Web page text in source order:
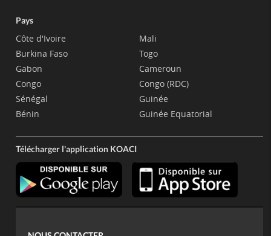
Pays
Côte d'Ivoire
Burkina Faso
Gabon
Congo
Sénégal
Bénin
Mali
Togo
Cameroun
Congo (RDC)
Guinée
Guinée Equatorial
Télécharger l'application KOACI